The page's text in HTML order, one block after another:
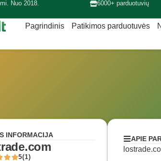
Nuo 2018. 6000+ parduotuvių
Pagrindinis Patikimos parduotuvės
INFORMACIJA
5(1)
APIE